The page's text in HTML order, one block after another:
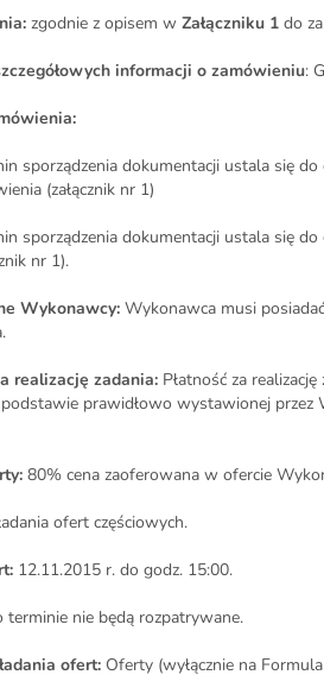
zgodnie z opisem w Załączniku 1 do
informacji o zamówieniu:
sporządzenia dokumentacji ustala się
(załącznik nr 1)
sporządzenia dokumentacji ustala się
nr 1).
Wykonawcy: Wykonawca musi
realizację zadania: Płatność za
prawidłowo wystawionej
80% cena zaoferowana w ofercie
ofert częściowych.
12.11.2015 r. do godz. 15:00.
terminie nie będą rozpatrywane.
ofert: Oferty (wyłącznie na